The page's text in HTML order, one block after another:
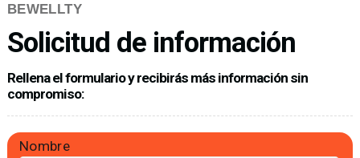
BEWELLTY
Solicitud de información
Rellena el formulario y recibirás más información sin
compromiso:
Nombre